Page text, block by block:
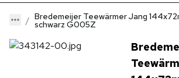
Bredemeijer Teewärmer Jang
schwarz G005Z